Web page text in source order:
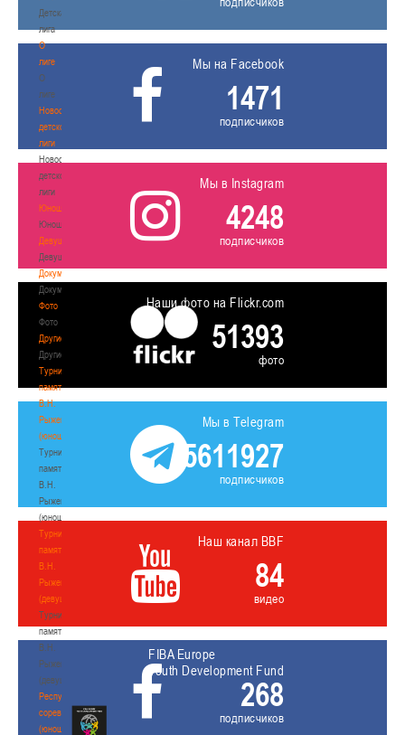
Детская
лига
О
лиге
О
лиге
Новости
детской
лиги
Новости
детской
лиги
Юноши
Юноши
Девушки
Девушки
Документы
Документы
Фото
Фото
Другие
Другие
Турнир
памяти
В.Н.
Рыженкова
(юноши)
Турнир
памяти
В.Н.
Рыженкова
(юноши)
Турнир
памяти
В.Н.
Рыженкова
(девушки)
Турнир
памяти
В.Н.
Рыженкова
(девушки)
Республиканские
соревнования
(юноши)
Мы на Facebook
1471
подписчиков
Мы в Instagram
4248
подписчиков
Наши фото на Flickr.com
51393
фото
Мы в Telegram
5611927
подписчиков
Наш канал BBF
84
видео
FIBA Europe
Youth Development Fund
268
подписчиков